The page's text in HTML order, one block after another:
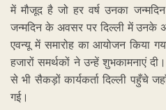
में मौजूद है जो हर वर्ष उनका
जन्मदिन के अवसर पर दिल्ली में उनके
एवन्यू में समारोह का आयोजन किया
हजारों समर्थकों ने उन्हें शुभकामनाएं
से भी सैकड़ों कार्यकर्ता दिल्ली पहुँचे
गई।